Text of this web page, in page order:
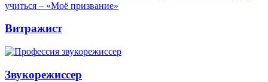
Витражист
Звукорежиссер